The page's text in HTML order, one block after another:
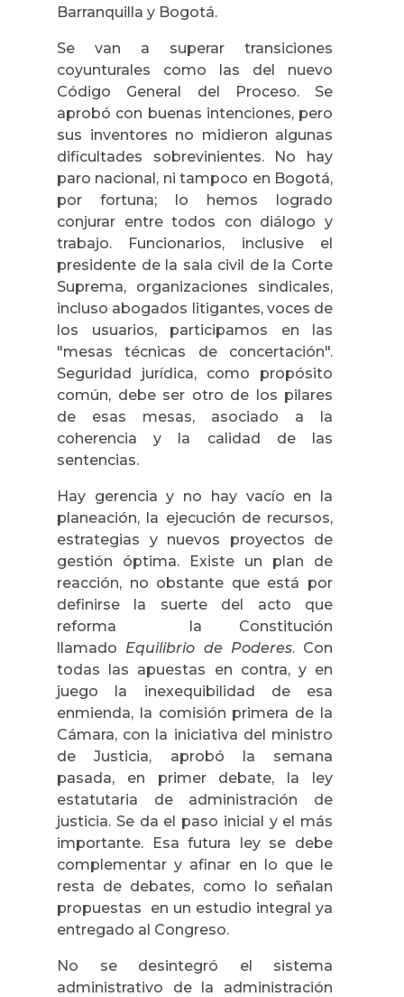
Barranquilla y Bogotá.
Se van a superar transiciones
coyunturales como las del nuevo
Código General del Proceso. Se
aprobó con buenas intenciones, pero
sus inventores no midieron algunas
dificultades sobrevinientes. No hay
paro nacional, ni tampoco en Bogotá,
por fortuna; lo hemos logrado
conjurar entre todos con diálogo y
trabajo. Funcionarios, inclusive el
presidente de la sala civil de la Corte
Suprema, organizaciones sindicales,
incluso abogados litigantes, voces de
los usuarios, participamos en las
"mesas técnicas de concertación".
Seguridad jurídica, como propósito
común, debe ser otro de los pilares
de esas mesas, asociado a la
coherencia y la calidad de las
sentencias.
Hay gerencia y no hay vacío en la
planeación, la ejecución de recursos,
estrategias y nuevos proyectos de
gestión óptima. Existe un plan de
reacción, no obstante que está por
definirse la suerte del acto que
reforma la Constitución
llamado Equilibrio de Poderes. Con
todas las apuestas en contra, y en
juego la inexequibilidad de esa
enmienda, la comisión primera de la
Cámara, con la iniciativa del ministro
de Justicia, aprobó la semana
pasada, en primer debate, la ley
estatutaria de administración de
justicia. Se da el paso inicial y el más
importante. Esa futura ley se debe
complementar y afinar en lo que le
resta de debates, como lo señalan
propuestas en un estudio integral ya
entregado al Congreso.
No se desintegró el sistema
administrativo de la administración